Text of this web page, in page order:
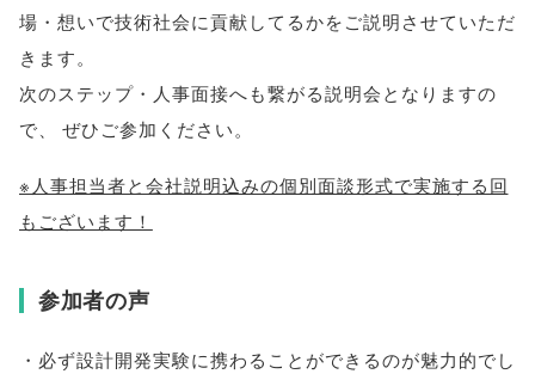
場・想いで技術社会に貢献してるかをご説明させていただ
きます。
次のステップ・人事面接へも繋がる説明会となりますの
で、 ぜひご参加ください。
※人事担当者と会社説明込みの個別面談形式で実施する回
もございます！
参加者の声
・必ず設計開発実験に携わることができるのが魅力的でし